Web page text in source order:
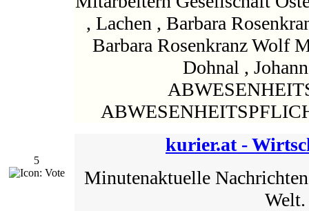
, Lachen , Barbara
Barbara Rosenkranz Wolf
Dohnal ,
5
kurier.at -
Minutenaktuelle
Welt.